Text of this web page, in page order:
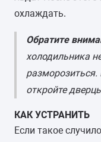
охлаждать.
Обратите
холодильника
разморозиться.
откройте
КАК УСТРАНИТЬ
Если такое